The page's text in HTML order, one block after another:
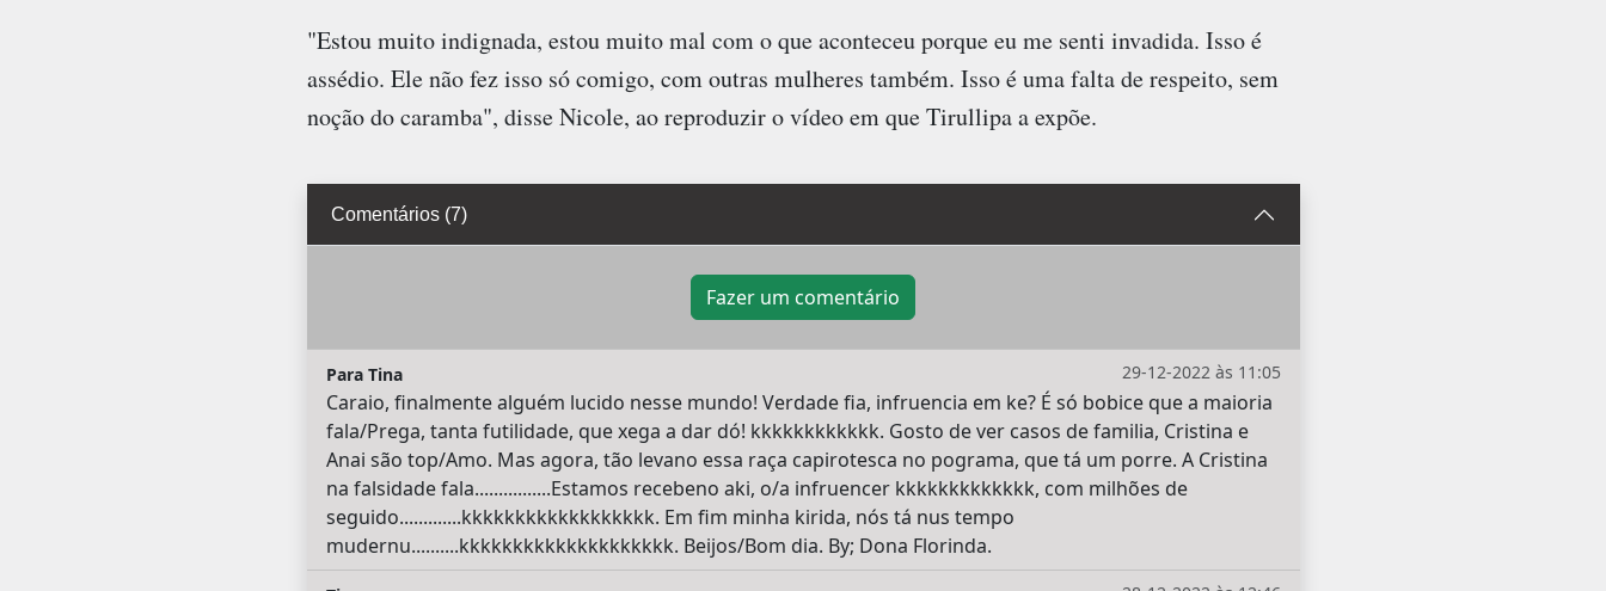
"Estou muito indignada, estou muito mal com o que aconteceu porque eu me senti invadida. Isso é
assédio. Ele não fez isso só comigo, com outras mulheres também. Isso é uma falta de respeito, sem
noção do caramba", disse Nicole, ao reproduzir o vídeo em que Tirullipa a expõe.
Comentários (7)
Fazer um comentário
29-12-2022 às 11:05
Para Tina
Caraio, finalmente alguém lucido nesse mundo! Verdade fia, infruencia em ke? É só bobice que a maioria
fala/Prega, tanta futilidade, que xega a dar dó! kkkkkkkkkkkk. Gosto de ver casos de familia, Cristina e
Anai são top/Amo. Mas agora, tão levano essa raça capirotesca no pograma, que tá um porre. A Cristina
na falsidade fala................Estamos recebeno aki, o/a infruencer kkkkkkkkkkkkk, com milhões de
seguido.............kkkkkkkkkkkkkkkkkk. Em fim minha kirida, nós tá nus tempo
mudernu..........kkkkkkkkkkkkkkkkkkkk. Beijos/Bom dia. By; Dona Florinda.